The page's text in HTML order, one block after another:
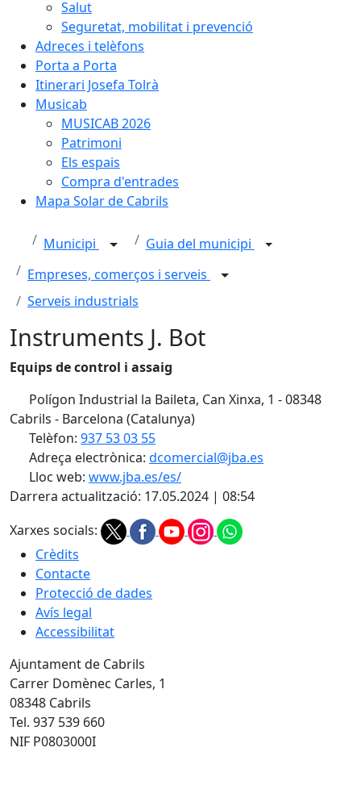
Salut
Seguretat, mobilitat i prevenció
Adreces i telèfons
Porta a Porta
Itinerari Josefa Tolrà
Musicab
MUSICAB 2026
Patrimoni
Els espais
Compra d'entrades
Mapa Solar de Cabrils
Municipi
Guia del municipi
Empreses, comerços i serveis
Serveis industrials
Instruments J. Bot
Equips de control i assaig
Polígon Industrial la Baileta, Can Xinxa, 1 - 08348
Cabrils - Barcelona (Catalunya)
Telèfon: 937 53 03 55
Adreça electrònica: dcomercial@jba.es
Lloc web: www.jba.es/es/
Darrera actualització: 17.05.2024 | 08:54
Xarxes socials:
Crèdits
Contacte
Protecció de dades
Avís legal
Accessibilitat
Ajuntament de Cabrils
Carrer Domènec Carles, 1
08348 Cabrils
Tel. 937 539 660
NIF P0803000I